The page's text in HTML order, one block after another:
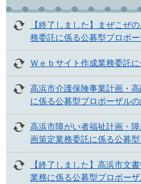
【終了しました】まぜこぜ
務委託に係る公募型プロポ
Ｗｅｂサイト作成業務委託
高浜市介護保険事業計画・
に係る公募型プロポーザル
高浜市障がい者福祉計画・
画策定業務委託に係る公募
【終了しました】高浜市文
業務に係る公募型プロポー